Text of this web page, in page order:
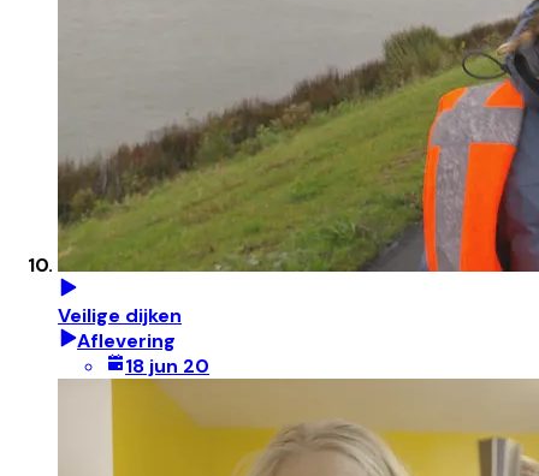
Veilige dijken
Aflevering
18 jun 20